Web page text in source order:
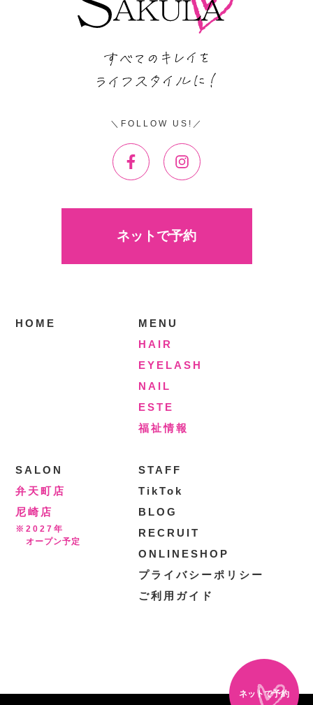
ネットで予約
FOLLOW US!
ネットで予約
HOME
MENU
HAIR
EYELASH
NAIL
ESTE
福祉情報
SALON
弁天町店
尼崎店
※2027年
オープン予定
STAFF
TikTok
BLOG
RECRUIT
ONLINESHOP
プライバシーポリシー
ご利用ガイド